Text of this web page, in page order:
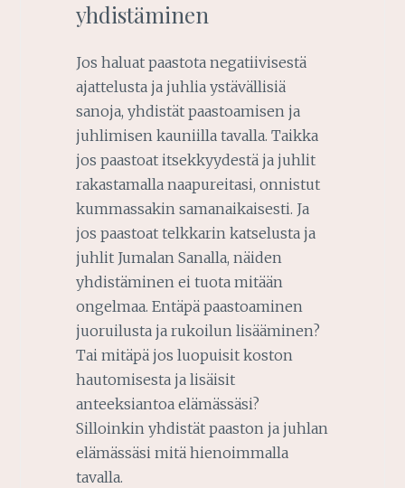
yhdistäminen
Jos haluat paastota negatiivisestä
ajattelusta ja juhlia ystävällisiä
sanoja, yhdistät paastoamisen ja
juhlimisen kauniilla tavalla. Taikka
jos paastoat itsekkyydestä ja juhlit
rakastamalla naapureitasi, onnistut
kummassakin samanaikaisesti. Ja
jos paastoat telkkarin katselusta ja
juhlit Jumalan Sanalla, näiden
yhdistäminen ei tuota mitään
ongelmaa. Entäpä paastoaminen
juoruilusta ja rukoilun lisääminen?
Tai mitäpä jos luopuisit koston
hautomisesta ja lisäisit
anteeksiantoa elämässäsi?
Silloinkin yhdistät paaston ja juhlan
elämässäsi mitä hienoimmalla
tavalla.